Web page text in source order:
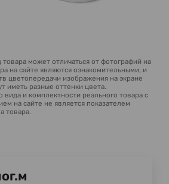
может отличаться от фотографий на
на сайте являются ознакомительными, и
цветопередачи изображения на экране
иметь разные оттенки цвета.
и комплектности реального товара с
на сайте не является показателем
товара.